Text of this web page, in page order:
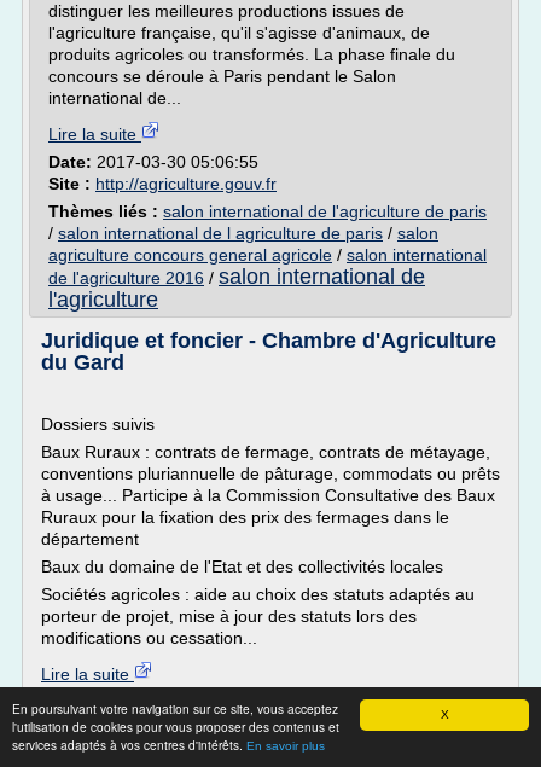
X
En poursuivant votre navigation sur ce site, vous acceptez
l'utilisation de cookies pour vous proposer des contenus et
services adaptés à vos centres d'intérêts. En savoir plus
distinguer les meilleures productions issues de
l'agriculture française, qu'il s'agisse d'animaux, de
produits agricoles ou transformés. La phase finale du
concours se déroule à Paris pendant le Salon
international de...
Lire la suite
Date: 2017-03-30 05:06:55
Site : http://agriculture.gouv.fr
Thèmes liés : salon international de l'agriculture de paris
/ salon international de l agriculture de paris / salon
agriculture concours general agricole / salon international
de l'agriculture 2016 / salon international de
l'agriculture
Juridique et foncier - Chambre d'Agriculture
du Gard
Dossiers suivis
Baux Ruraux : contrats de fermage, contrats de métayage,
conventions pluriannuelle de pâturage, commodats ou prêts
à usage... Participe à la Commission Consultative des Baux
Ruraux pour la fixation des prix des fermages dans le
département
Baux du domaine de l'Etat et des collectivités locales
Sociétés agricoles : aide au choix des statuts adaptés au
porteur de projet, mise à jour des statuts lors des
modifications ou cessation...
Lire la suite
Site :http://www.gard.chambagri.fr
Thèmes liés :formation chambre d'agriculture du gard